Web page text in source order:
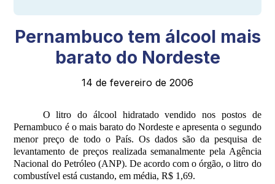
Pernambuco tem álcool mais
barato do Nordeste
14 de fevereiro de 2006
O litro do álcool hidratado vendido nos postos de
Pernambuco é o mais barato do Nordeste e apresenta o segundo
menor preço de todo o País. Os dados são da pesquisa de
levantamento de preços realizada semanalmente pela Agência
Nacional do Petróleo (ANP). De acordo com o órgão, o litro do
combustível está custando, em média, R$ 1,69.